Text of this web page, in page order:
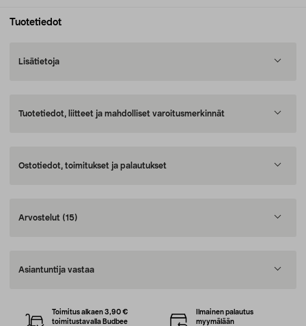
Tuotetiedot
Lisätietoja
Tuotetiedot, liitteet ja mahdolliset varoitusmerkinnät
Ostotiedot, toimitukset ja palautukset
Arvostelut (15)
Asiantuntija vastaa
Toimitus alkaen 3,90 €
toimitustavalla Budbee
Ilmainen palautus
myymälään